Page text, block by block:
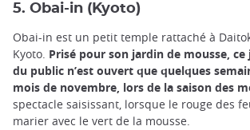
5. Obai-in (Kyoto)
Obai-in est un petit temple rattaché à
Kyoto. Prisé pour son jardin de mousse,
du public n’est ouvert que quelques
mois de novembre, lors de la saison des
spectacle saisissant, lorsque le rouge des
marier avec le vert de la mousse.